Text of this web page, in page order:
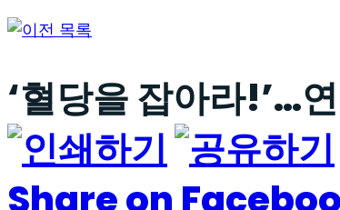
목록
‘혈당을 잡아라!’…